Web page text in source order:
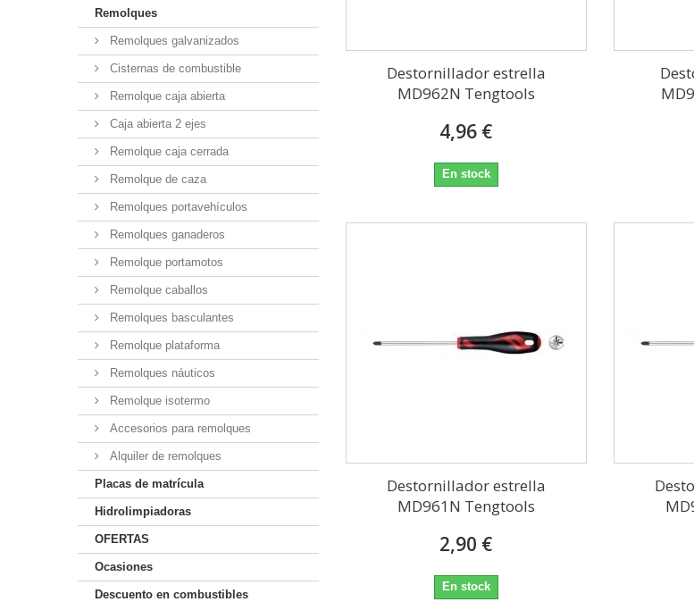
Remolques
Remolques galvanizados
Cisternas de combustible
Remolque caja abierta
Caja abierta 2 ejes
Remolque caja cerrada
Remolque de caza
Remolques portavehículos
Remolques ganaderos
Remolque portamotos
Remolque caballos
Remolques basculantes
Remolque plataforma
Remolques náuticos
Remolque isotermo
Accesorios para remolques
Alquiler de remolques
Placas de matrícula
Hidrolimpiadoras
OFERTAS
Ocasiones
Descuento en combustibles
Destornillador estrella
MD962N Tengtools
4,96 €
En stock
Destornillador estrella
MD961N Tengtools
2,90 €
En stock